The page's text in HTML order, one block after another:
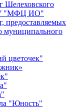
Шелеховского
"МФЦ ИО"
предоставляемых
муниципального
цветочек"
"Юность"